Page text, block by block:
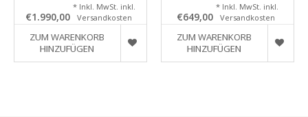
€1.990,00
* Inkl. MwSt. inkl.
Versandkosten
ZUM WARENKORB
HINZUFÜGEN
€649,00
* Inkl. MwSt. inkl.
Versandkosten
ZUM WARENKORB
HINZUFÜGEN